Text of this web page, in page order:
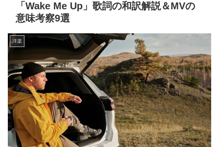
「Wake Me Up」歌詞の和訳解説＆MVの
意味考察9選
洋楽